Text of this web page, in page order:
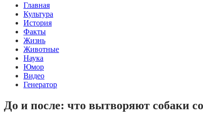
Главная
Культура
История
Факты
Жизнь
Животные
Наука
Юмор
Видео
Генератор
До и после: что вытворяют собаки